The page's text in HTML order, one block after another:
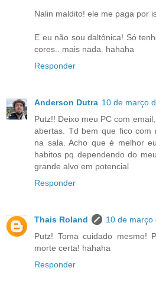
Nalin maldito! ele me paga por
E eu não sou daltônica! Só
cores.. mais nada. hahaha
Responder
Anderson Dutra 10 de março
Putz!! Deixo meu PC com
abertas. Td bem que fico com
na sala. Acho que é melhor
habitos pq dependendo do
grande alvo em potencial
Responder
Thais Roland
10 de março
Putz! Toma cuidado mesmo!
morte certa! hahaha
Responder